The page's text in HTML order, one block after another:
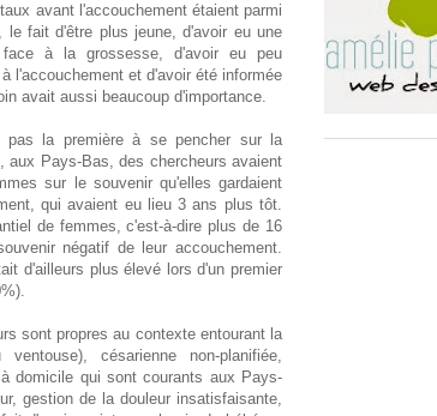
avant l'accouchement étaient parmi
le fait d'être plus jeune, d'avoir eu une
face à la grossesse, d'avoir eu peu
l'accouchement et d'avoir été informée
avait aussi beaucoup d'importance.
pas la première à se pencher sur la
aux Pays-Bas, des chercheurs avaient
sur le souvenir qu'elles gardaient
qui avaient eu lieu 3 ans plus tôt.
de femmes, c'est-à-dire plus de 16
négatif de leur accouchement.
d'ailleurs plus élevé lors d'un premier
sont propres au contexte entourant la
césarienne non-planifiée,
domicile qui sont courants aux Pays-
gestion de la douleur insatisfaisante,